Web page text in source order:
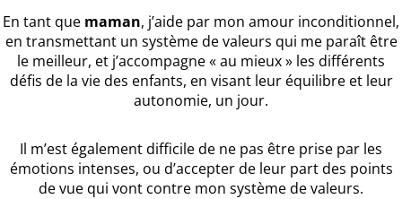
En tant que maman, j’aide par mon amour inconditionnel,
en transmettant un système de valeurs qui me paraît être
le meilleur, et j’accompagne « au mieux » les différents
défis de la vie des enfants, en visant leur équilibre et leur
autonomie, un jour.
Il m’est également difficile de ne pas être prise par les
émotions intenses, ou d’accepter de leur part des points
de vue qui vont contre mon système de valeurs.